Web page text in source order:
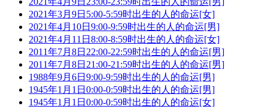
2021年3月9日5:00-5:59时出生的人的命运[女]
2021年4月10日9:00-9:59时出生的人的命运[男]
2021年4月11日8:00-8:59时出生的人的命运[女]
2011年7月8日22:00-22:59时出生的人的命运[男]
2011年7月8日21:00-21:59时出生的人的命运[男]
1988年9月6日9:00-9:59时出生的人的命运[男]
1945年1月1日0:00-0:59时出生的人的命运[男]
1945年1月1日0:00-0:59时出生的人的命运[女]